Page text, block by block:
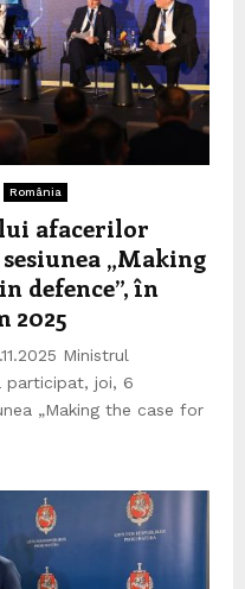
România
afacerilor
„Making
defence”, în
2025
Ministrul
participat, joi, 6
„Making the case for